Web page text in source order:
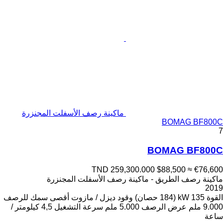
ماكينة رصف الأسفلت المجنزرة
BOMAG BF800C
7
BOMAG BF800C
TND 259,300.000 $88,500 ≈ €76,600
ماكينة رصف الطريق - ماكينة رصف الأسفلت المجنزرة
2019
القوة 135 kW (184 حصان) وقود ديزل / مازوت أقصى سمك للرصف
9.000 ملم
عرض الرصف 5.000 ملم سرعة التشغيل
4,5 كيلومتر /
ساعة